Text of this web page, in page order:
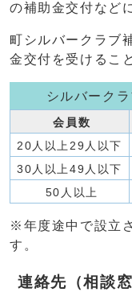
の補助金交付など
町シルバークラブ
金交付を受けるこ
シルバーク
会員数
20人以上29人以下
30人以上49人以下
50人以上
※年度途中で設立
す。
連絡先（相談窓